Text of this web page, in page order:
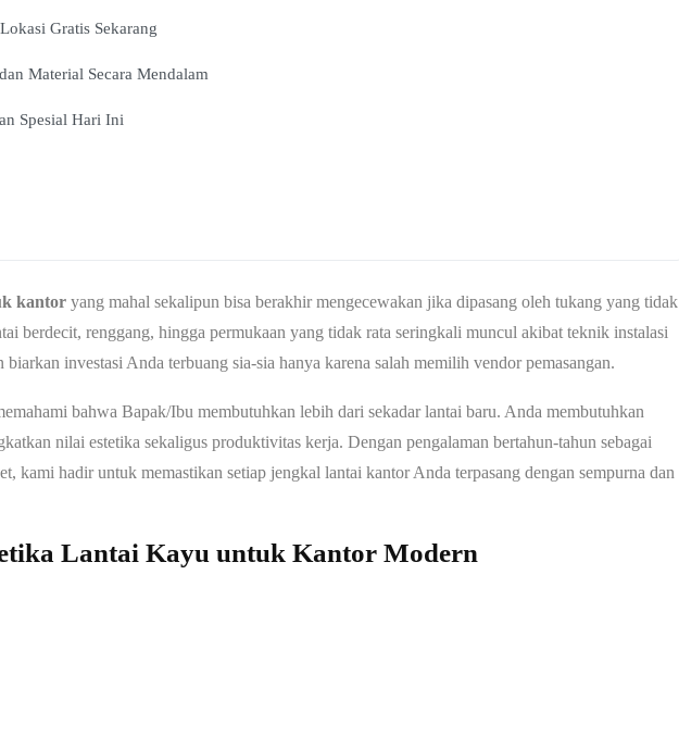
Gratis Sekarang
Material Secara Mendalam
Spesial Hari Ini
kantor yang mahal sekalipun bisa berakhir mengecewakan jika dipasang oleh tukang yang tidak
berdecit, renggang, hingga permukaan yang tidak rata seringkali muncul akibat teknik instalasi
biarkan investasi Anda terbuang sia-sia hanya karena salah memilih vendor pemasangan.
bahwa Bapak/Ibu membutuhkan lebih dari sekadar lantai baru. Anda membutuhkan
nilai estetika sekaligus produktivitas kerja. Dengan pengalaman bertahun-tahun sebagai
kami hadir untuk memastikan setiap jengkal lantai kantor Anda terpasang dengan sempurna dan
Lantai Kayu untuk Kantor Modern